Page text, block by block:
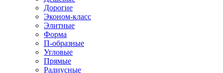
Дорогие
Эконом-класс
Элитные
Форма
П-образные
Угловые
Прямые
Радиусные